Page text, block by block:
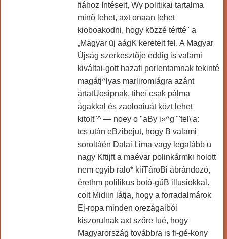
fiához Intéseit, Wy politikai tartalma
minő lehet, a»t onaan lehet
kioboakodni, hogy közzé tértté" a
„Magyar üj aágK kereteit fel. A Magyar
Újság szerkesztője eddig is valami
kiváltai-gott hazafi porlentamnak tekinté
magátj^lyas marliromiágra azánt
ártatUosipnak, tiheí csak pálma
ágakkal és zaoloaiuát közt lehet
kitolt"^ — noey o "aBy i»^g""tel\'a:
tcs után eBzibejut, hogy B valami
soroltáén Dalai Lima vagy legalább u
nagy Kftijft a maévar polinkármki holott
nem cgyib ralo* kiíTároBi ábrándozó,
érethm polilikus botó-gűB illusiokkal.
colt Midiin látja, hogy a forradalmárok
Ej-ropa minden orezágaibói
kiszorulnak axt szőre lué, hogy
Magyarország továbbra is fi-gé-kony